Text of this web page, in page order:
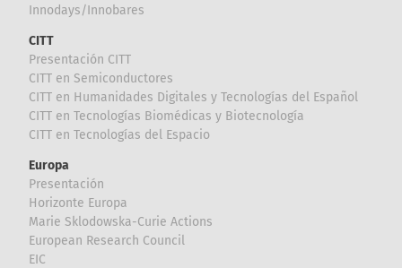
Innodays/Innobares
CITT
Presentación CITT
CITT en Semiconductores
CITT en Humanidades Digitales y Tecnologías del Español
CITT en Tecnologías Biomédicas y Biotecnología
CITT en Tecnologías del Espacio
Europa
Presentación
Horizonte Europa
Marie Sklodowska-Curie Actions
European Research Council
EIC